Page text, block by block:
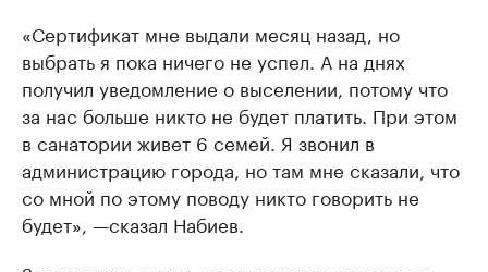
«Сертификат мне выдали месяц назад, но
выбрать я пока ничего не успел. А на днях
получил уведомление о выселении, потому что
за нас больше никто не будет платить. При этом
в санатории живет 6 семей. Я звонил в
администрацию города, но там мне сказали, что
со мной по этому поводу никто говорить не
будет», —сказал Набиев.